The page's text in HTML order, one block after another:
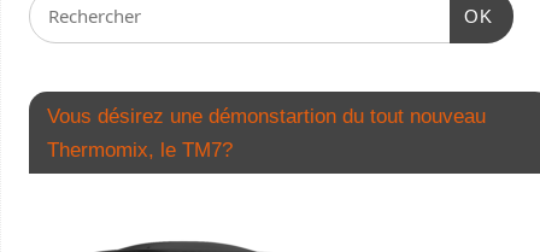
OK
Vous désirez une démonstartion du tout nouveau
Thermomix, le TM7?